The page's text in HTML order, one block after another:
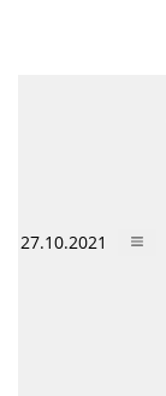
27.10.2021